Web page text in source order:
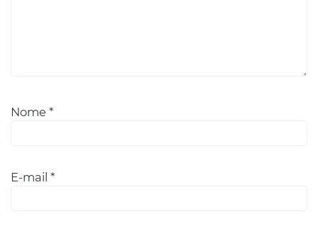
Nome *
E-mail *